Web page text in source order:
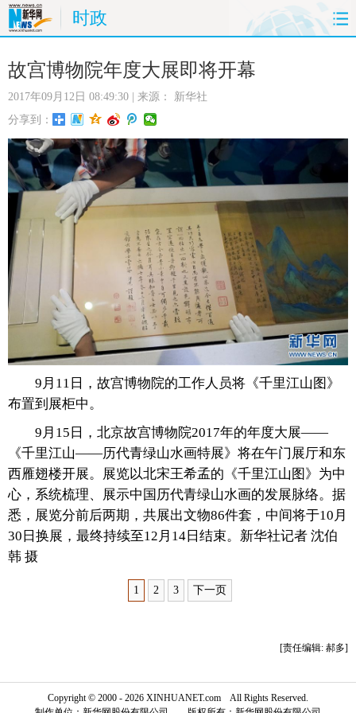
时政
首页 时政 国际
娱乐 体育
时尚 思客 地方 法治
港澳 台湾 华人 汽车
科技 能源 房产
图片 视频 彩票 食品
旅游 健康 信息化 数据
金融 公益 军事 无人机
富媒体 摄影 新华广播
新华电视中文 新华电视英文 返回PC
故宫博物院年度大展即将开幕
2017年09月12日 08:49:30 | 来源： 新华社
分享到：
9月11日，故宫博物院的工作人员将《千里江山图》
布置到展柜中。
9月15日，北京故宫博物院2017年的年度大展——
《千里江山——历代青绿山水画特展》将在午门展厅和东
西雁翅楼开展。展览以北宋王希孟的《千里江山图》为中
心，系统梳理、展示中国历代青绿山水画的发展脉络。据
悉，展览分前后两期，共展出文物86件套，中间将于10月
30日换展，最终持续至12月14日结束。新华社记者 沈伯
韩 摄
1 2 3 下一页
[责任编辑: 郝多]
Copyright © 2000 - 2026 XINHUANET.com All Rights Reserved.